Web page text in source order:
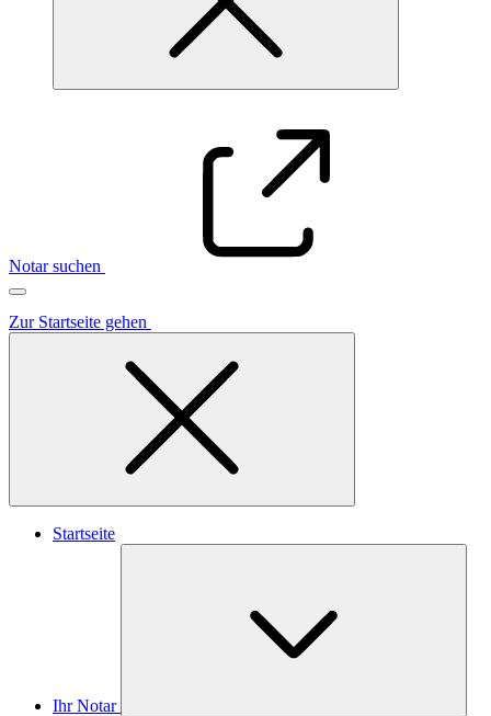
Notar suchen
Zur Startseite gehen
Startseite
Ihr Notar